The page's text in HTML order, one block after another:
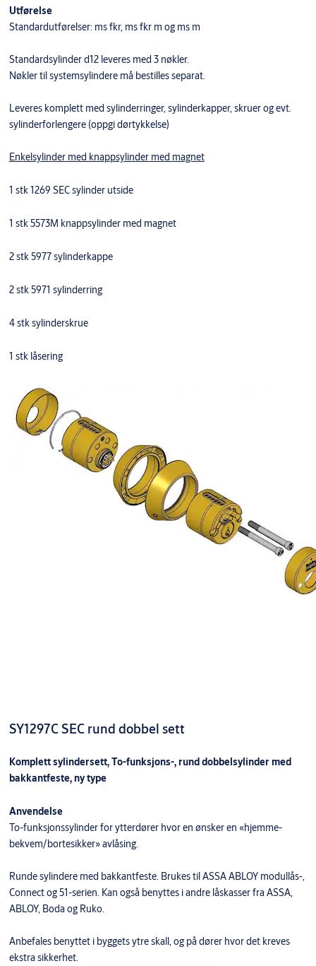
Utførelse
Standardutførelser: ms fkr, ms fkr m og ms m
Standardsylinder d12 leveres med 3 nøkler.
Nøkler til systemsylindere må bestilles separat.
Leveres komplett med sylinderringer, sylinderkapper, skruer og evt.
sylinderforlengere (oppgi dørtykkelse)
Enkelsylinder med knappsylinder med magnet
1 stk 1269 SEC sylinder utside
1 stk 5573M knappsylinder med magnet
2 stk 5977 sylinderkappe
2 stk 5971 sylinderring
4 stk sylinderskrue
1 stk låsering
SY1297C SEC rund dobbel sett
Komplett sylindersett, To-funksjons-, rund dobbelsylinder med
bakkantfeste, ny type
Anvendelse
To-funksjonssylinder for ytterdører hvor en ønsker en «hjemme-
bekvem/bortesikker» avlåsing.
Runde sylindere med bakkantfeste. Brukes til ASSA ABLOY modullås-,
Connect og 51-serien. Kan også benyttes i andre låskasser fra ASSA,
ABLOY, Boda og Ruko.
Anbefales benyttet i byggets ytre skall, og på dører hvor det kreves
ekstra sikkerhet.